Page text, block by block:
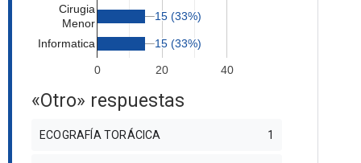
0 20 40
Cirugia
Menor
Informatica
15 (33%)
15 (33%)
15 (33%)
15 (33%)
«Otro» respuestas
ECOGRAFÍA TORÁCICA 1